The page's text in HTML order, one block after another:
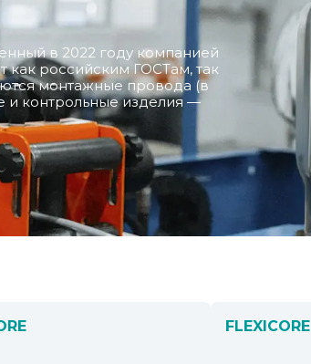
в 2022 году компанией
как российским ГОСТам, так
монтажные провода (в
и контрольные изделия —
FLEXICORE